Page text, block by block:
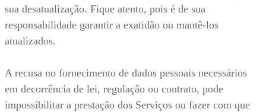
sua desatualização. Fique atento, pois é de sua
responsabilidade garantir a exatidão ou mantê-los
atualizados.
A recusa no fornecimento de dados pessoais necessários
em decorrência de lei, regulação ou contrato, pode
impossibilitar a prestação dos Serviços ou fazer com que